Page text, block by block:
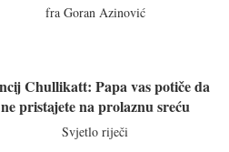
fra Goran Azinović
Chullikatt: Papa vas potiče da
ne pristajete na prolaznu sreću
Svjetlo riječi